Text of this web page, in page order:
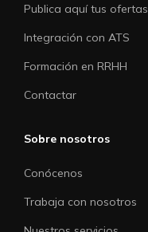
Publica aquí tus ofertas
Integración con ATS
Formación en RRHH
Contactar
Sobre nosotros
Conócenos
Trabaja con nosotros